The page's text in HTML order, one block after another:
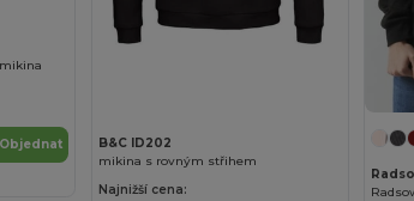
Objednat
B&C ID202
mikina s rovným střihem
Najnižší cena: